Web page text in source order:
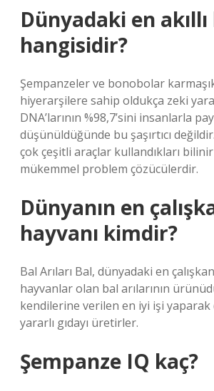
Dünyadaki en
hangisidir?
Şempanzeler ve bonobolar
hiyerarşilere sahip oldukça zeki
DNA’larının %98,7’sini insanlarla
düşünüldüğünde bu şaşırtıcı
çok çeşitli araçlar kullandıkları
mükemmel problem çözücülerdir.
Dünyanın en
hayvanı kimdir?
Bal Arıları Bal, dünyadaki en
hayvanlar olan bal arılarının
kendilerine verilen en iyi işi yaparak
yararlı gıdayı üretirler.
Şempanze IQ kaç?